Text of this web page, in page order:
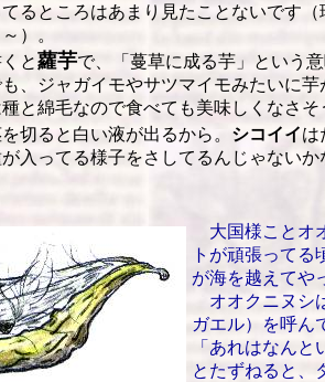
るところはあまり見たことないです
）。
と蘿芋で、「蔓草に成る芋」という意
、ジャガイモやサツマイモみたいに
と綿毛なので食べても美味しくなさそ
切ると白い液が出るから。 シコイイは
入ってる様子をさしてるんじゃないか
大国様ことオ
トが頑張ってる
が海を越えてや
オオクニヌシ
ガエル）を呼ん
「あれはなんと
とたずねると、